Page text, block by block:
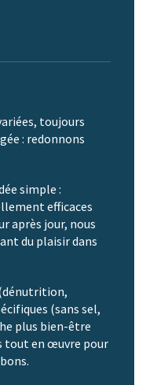
toujours
: redonnons
simple :
efficaces
après jour, nous
du plaisir dans
(sans sel,
plus bien-être
tout en œuvre pour